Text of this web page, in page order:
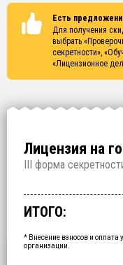
Есть
Для получения
выбрать
секретности»,
«Лицензионное
Лицензия на
III форма
Проверочные/Допуск
срок: 2.5 месяца
Подтверждение
срок: 2 недели
Обучение
срок: 2 недели
Специальная
срок: 2 недели
Лицензионное дело
срок: 2 месяца
Срочное получение
Промежуточный
Ваша персональна
ИТОГО:
* Внесение взносов и оплата
организации.